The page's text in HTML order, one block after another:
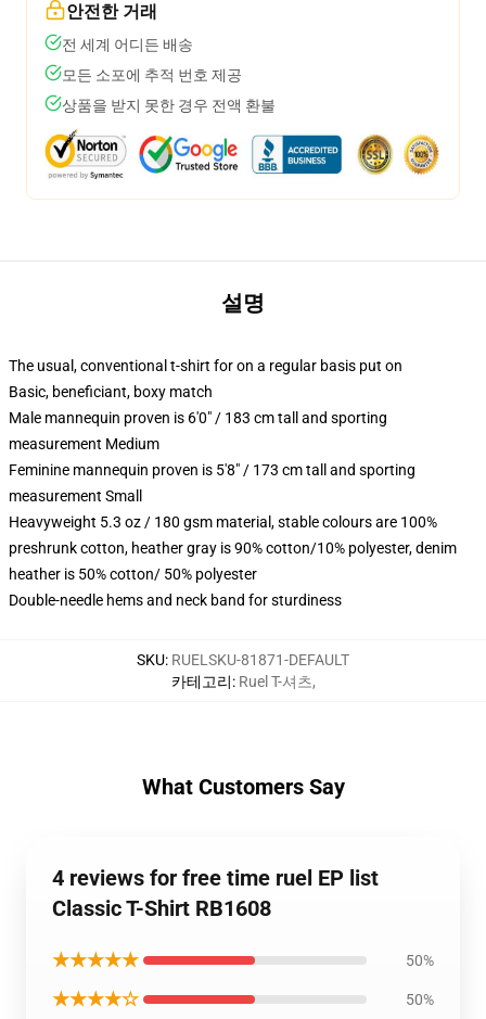
안전한 거래
전 세계 어디든 배송
모든 소포에 추적 번호 제공
상품을 받지 못한 경우 전액 환불
설명
The usual, conventional t-shirt for on a regular basis put on
Basic, beneficiant, boxy match
Male mannequin proven is 6'0" / 183 cm tall and sporting
measurement Medium
Feminine mannequin proven is 5'8" / 173 cm tall and sporting
measurement Small
Heavyweight 5.3 oz / 180 gsm material, stable colours are 100%
preshrunk cotton, heather gray is 90% cotton/10% polyester, denim
heather is 50% cotton/ 50% polyester
Double-needle hems and neck band for sturdiness
SKU: RUELSKU-81871-DEFAULT
카테고리: Ruel T-셔츠,
What Customers Say
4 reviews for free time ruel EP list
Classic T-Shirt RB1608
★★★★★ 50%
★★★★☆ 50%